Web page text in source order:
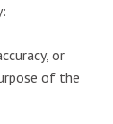
or
of the